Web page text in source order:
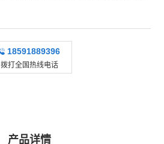
18591889396
拨打全国热线电话
产品详情